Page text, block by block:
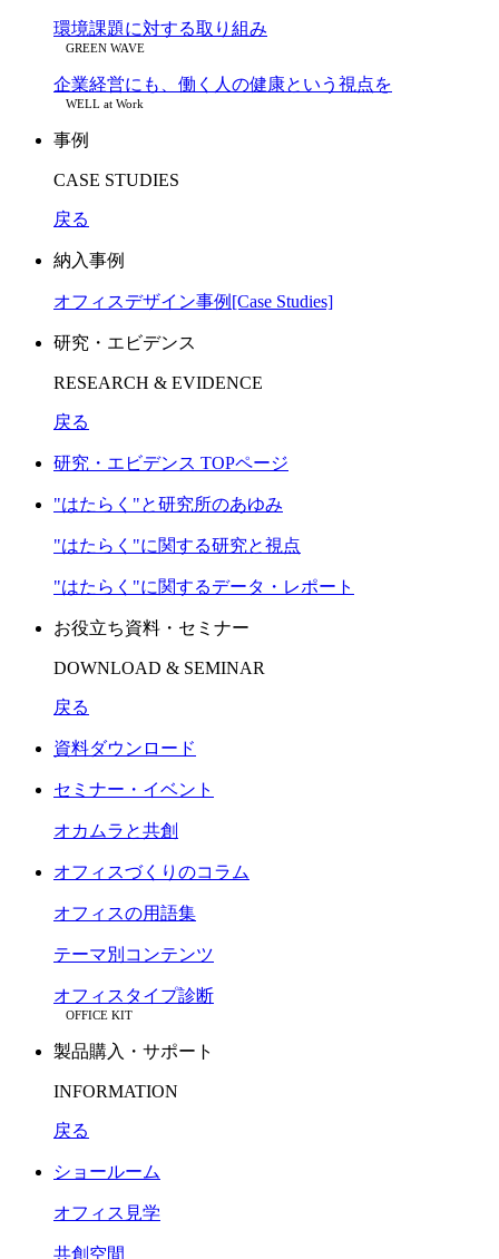
環境課題に対する取り組み
GREEN WAVE
企業経営にも、働く人の健康という視点を
WELL at Work
事例
CASE STUDIES
戻る
納入事例
オフィスデザイン事例[Case Studies]
研究・エビデンス
RESEARCH & EVIDENCE
戻る
研究・エビデンス TOPページ
"はたらく"と研究所のあゆみ
"はたらく"に関する研究と視点
"はたらく"に関するデータ・レポート
お役立ち資料・セミナー
DOWNLOAD & SEMINAR
戻る
資料ダウンロード
セミナー・イベント
オカムラと共創
オフィスづくりのコラム
オフィスの用語集
テーマ別コンテンツ
オフィスタイプ診断
OFFICE KIT
製品購入・サポート
INFORMATION
戻る
ショールーム
オフィス見学
共創空間